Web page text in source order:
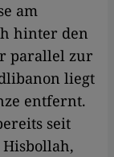
am
hinter den
parallel zur
liegt
entfernt.
seit